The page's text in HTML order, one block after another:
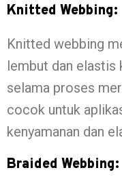
Knitted Webbing:
Knitted webbing
lembut dan elastis
selama proses
cocok untuk
kenyamanan dan
Braided Webbing: